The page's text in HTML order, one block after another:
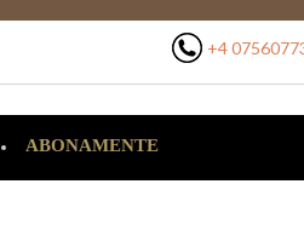
+4
ABONAMENTE